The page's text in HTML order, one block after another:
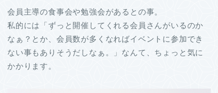
会員主導の食事会や勉強会があるとの事。
私的には「ずっと開催してくれる会員さんがいるのか
なぁ？とか、会員数が多くなればイベントに参加でき
ない事もありそうだしなぁ。」なんて、ちょっと気に
かかります。